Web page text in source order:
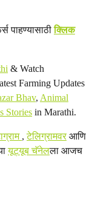
पाहण्यासाठीक्लिक
& Watch
Farming Updates
Bhav, Animal
Stories in Marathi.
,टेलिग्रामवरआणि
यूट्यूब चॅनेलला आजच